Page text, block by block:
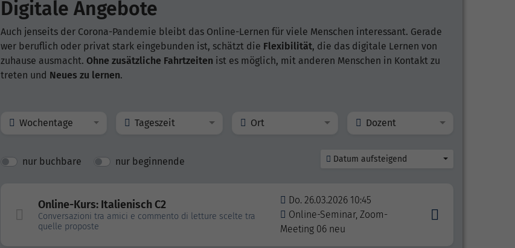
Digitale Angebote
Auch jenseits der Corona-Pandemie bleibt das Online-Lernen für viele Menschen interessant. Gerade
wer beruflich oder privat stark eingebunden ist, schätzt die Flexibilität, die das digitale Lernen von
zuhause ausmacht. Ohne zusätzliche Fahrtzeiten ist es möglich, mit anderen Menschen in Kontakt zu
treten und Neues zu lernen.
Wochentage Tageszeit Ort Dozent
nur buchbare nur beginnende Datum aufsteigend
Online-Kurs: Italienisch C2
Conversazioni tra amici e commento di letture scelte tra
quelle proposte
Do. 26.03.2026 10:45
Online-Seminar, Zoom-
Meeting 06 neu